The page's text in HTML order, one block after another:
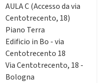
AULA C (Accesso da via
Centotrecento, 18)
Piano Terra
Edificio in Bo - via
Centotrecento 18
Via Centotrecento, 18 -
Bologna